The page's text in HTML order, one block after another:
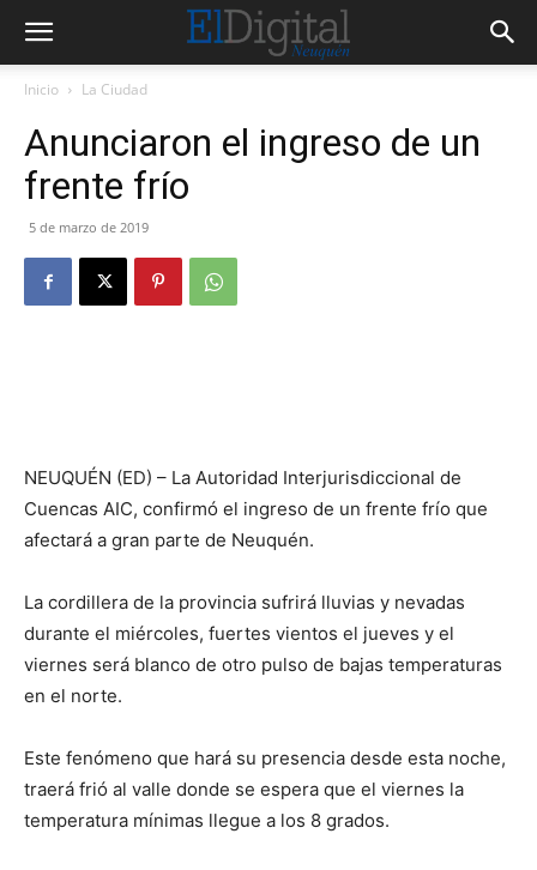
Inicio La Ciudad
Anunciaron el ingreso de un
frente frío
5 de marzo de 2019
NEUQUÉN (ED) – La Autoridad Interjurisdiccional de
Cuencas AIC, confirmó el ingreso de un frente frío que
afectará a gran parte de Neuquén.
La cordillera de la provincia sufrirá lluvias y nevadas
durante el miércoles, fuertes vientos el jueves y el
viernes será blanco de otro pulso de bajas temperaturas
en el norte.
Este fenómeno que hará su presencia desde esta noche,
traerá frió al valle donde se espera que el viernes la
temperatura mínimas llegue a los 8 grados.